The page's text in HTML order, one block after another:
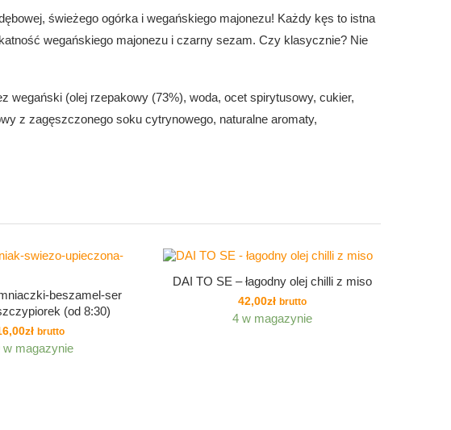
świeżego ogórka i wegańskiego majonezu! Każdy kęs to istna
wegańskiego majonezu i czarny sezam. Czy klasycznie? Nie
(olej rzepakowy (73%), woda, ocet spirytusowy, cukier,
z zagęszczonego soku cytrynowego, naturalne aromaty,
beszamel-ser
(od 8:30)
zł brutto
w magazynie
DAI TO SE – łagodny olej chilli z miso
42,00zł brutto
4 w magazynie